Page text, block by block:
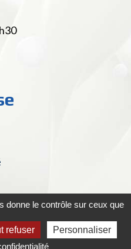
droits réservés |
Mentions
Créé
par
Mister Harry
donne le contrôle sur ceux que
refuser
Personnaliser